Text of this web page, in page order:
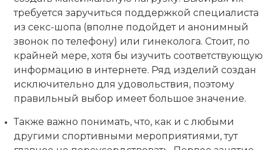
требуется заручиться поддержкой специалиста
из секс-шопа (вполне подойдет и анонимный
звонок по телефону) или гинеколога. Стоит, по
крайней мере, хотя бы изучить соответствующую
информацию в интернете. Ряд изделий создан
исключительно для удовольствия, поэтому
правильный выбор имеет большое значение.
Также важно понимать, что, как и с любыми
другими спортивными мероприятиями, тут